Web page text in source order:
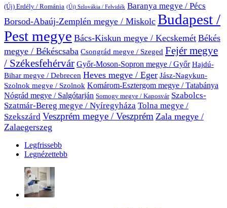
(Új) Erdély / Románia (Új) Szlovákia / Felvidék Baranya megye / Pécs
Borsod-Abaúj-Zemplén megye / Miskolc Budapest /
Pest megye Bács-Kiskun megye / Kecskemét Békés
megye / Békéscsaba Csongrád megye / Szeged Fejér megye
/ Székesfehérvár Győr-Moson-Sopron megye / Győr Hajdú-
Bihar megye / Debrecen Heves megye / Eger Jász-Nagykun-
Szolnok megye / Szolnok Komárom-Esztergom megye / Tatabánya
Nógrád megye / Salgótarján Somogy megye / Kaposvár Szabolcs-
Szatmár-Bereg megye / Nyíregyháza Tolna megye /
Szekszárd Veszprém megye / Veszprém Zala megye /
Zalaegerszeg
Legfrissebb
Legnézettebb